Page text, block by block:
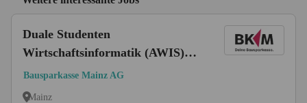
Duale Studenten
Wirtschaftsinformatik (AWIS)
mit Ausbildung zum
Fachinformatiker
Bausparkasse Mainz AG
Mainz